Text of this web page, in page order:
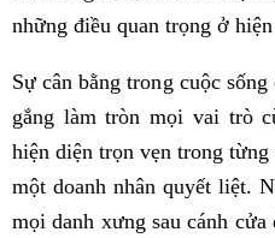
những điều quan trọng ở
Sự cân bằng trong cuộc
gắng làm tròn mọi vai trò
hiện diện trọn vẹn trong
một doanh nhân quyết liệt.
mọi danh xưng sau cánh